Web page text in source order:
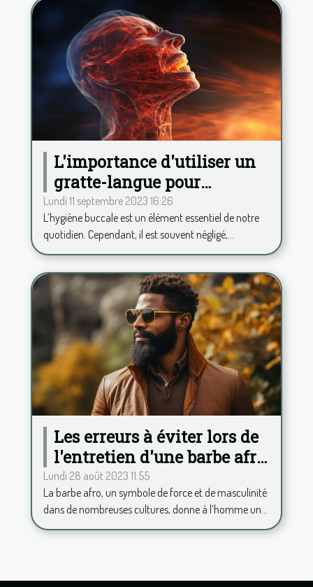
L'importance d'utiliser un
gratte-langue pour
maintenir une haleine
fraîche
Lundi 11 septembre 2023 16:26
L’hygiène buccale est un élément essentiel de notre
quotidien. Cependant, il est souvent négligé,...
Les erreurs à éviter lors de
l'entretien d'une barbe afro
pour toujours rester chic
Lundi 28 août 2023 11:55
La barbe afro, un symbole de force et de masculinité
dans de nombreuses cultures, donne à l’homme un...